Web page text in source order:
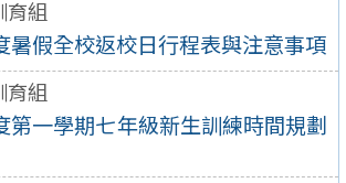
育組
暑假全校返校日行程表與注意事項
育組
第一學期七年級新生訓練時間規劃